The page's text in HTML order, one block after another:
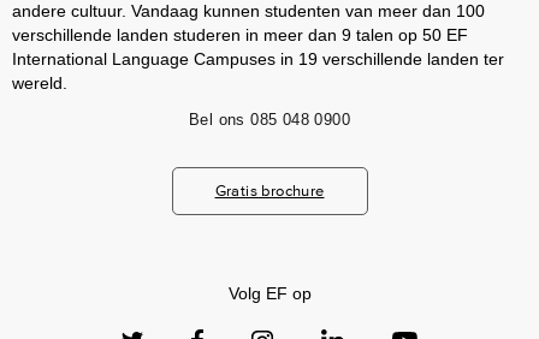
andere cultuur. Vandaag kunnen studenten van meer dan 100
verschillende landen studeren in meer dan 9 talen op 50 EF
International Language Campuses in 19 verschillende landen ter
wereld.
Bel ons 085 048 0900
Gratis brochure
Volg EF op